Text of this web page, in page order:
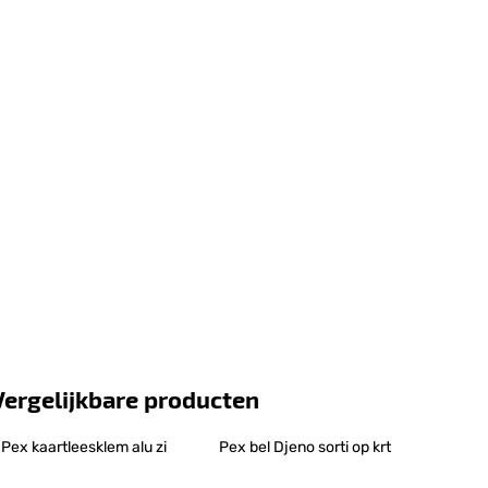
producten
Pex kaartleesklem alu zi Pex bel Djeno sorti op krt